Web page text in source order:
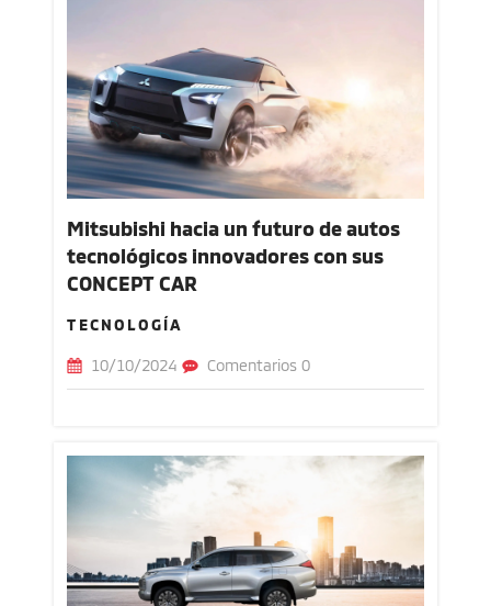
Mitsubishi hacia un futuro de autos
tecnológicos innovadores con sus
CONCEPT CAR
TECNOLOGÍA
10/10/2024 Comentarios 0